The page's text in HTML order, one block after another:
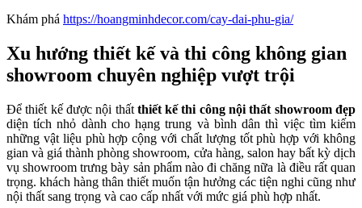
Khám phá https://hoangminhdecor.com/cay-dai-phu-gia/
Xu hướng thiết kế và thi công không gian
showroom chuyên nghiệp vượt trội
Để thiết kế được nội thất thiết kế thi công nội thất showroom đẹp
diện tích nhỏ dành cho hạng trung và bình dân thì việc tìm kiếm
những vật liệu phù hợp cộng với chất lượng tốt phù hợp với không
gian và giá thành phòng showroom, cửa hàng, salon hay bất kỳ dịch
vụ showroom trưng bày sản phẩm nào đi chăng nữa là điều rất quan
trọng. khách hàng thân thiết muốn tận hưởng các tiện nghi cũng như
nội thất sang trọng và cao cấp nhất với mức giá phù hợp nhất.